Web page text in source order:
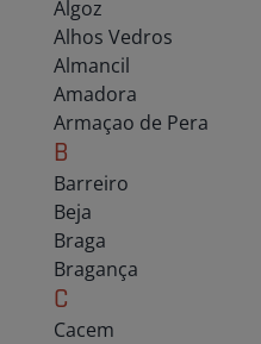
Algoz
Alhos Vedros
Almancil
Amadora
Armaçao de Pera
B
Barreiro
Beja
Braga
Bragança
C
Cacem